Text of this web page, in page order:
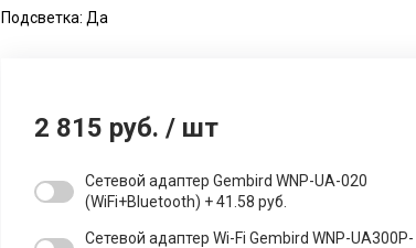
Подсветка: Да
2 815 руб. / шт
Сетевой адаптер Gembird WNP-UA-020
(WiFi+Bluetooth) + 41.58 руб.
Сетевой адаптер Wi-Fi Gembird WNP-UA300P-